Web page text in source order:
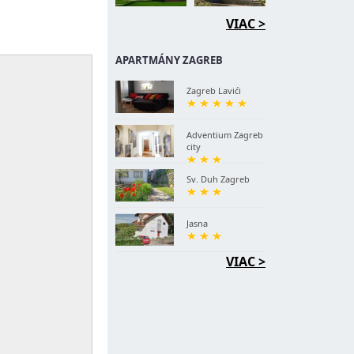
VIAC >
APARTMÁNY ZAGREB
Zagreb Lavići
Adventium Zagreb
city
Sv. Duh Zagreb
Jasna
VIAC >